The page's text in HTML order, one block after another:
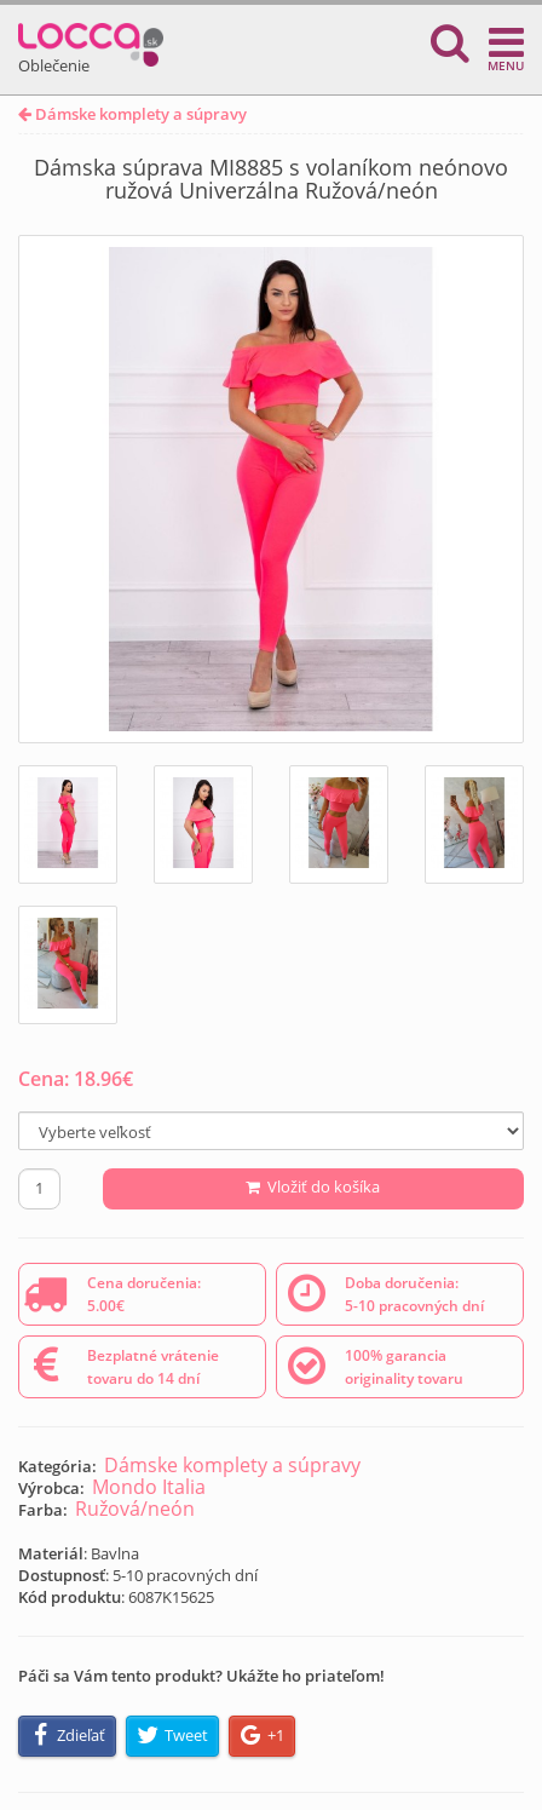
Oblečenie MENU
Dámske komplety a súpravy
Dámska súprava MI8885 s volaníkom neónovo
ružová Univerzálna Ružová/neón
Cena: 18.96€
Vložiť do košíka
Cena doručenia:
5.00€
Doba doručenia:
5-10 pracovných dní
Bezplatné vrátenie
tovaru do 14 dní
100% garancia
originality tovaru
Kategória: Dámske komplety a súpravy
Výrobca: Mondo Italia
Farba: Ružová/neón
Materiál: Bavlna
Dostupnosť: 5-10 pracovných dní
Kód produktu:6087K15625
Páči sa Vám tento produkt? Ukážte ho priateľom!
Zdieľať Tweet +1